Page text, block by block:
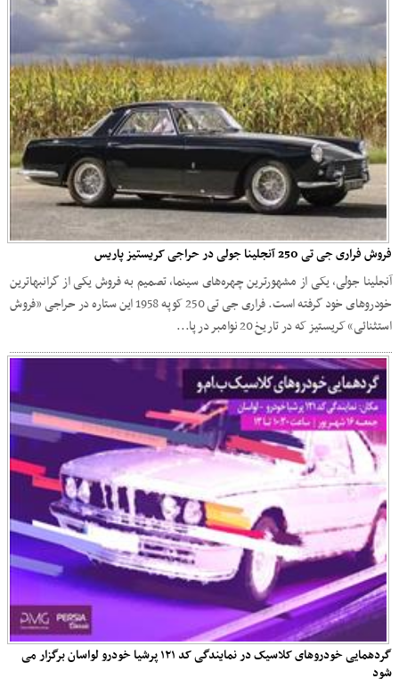
فروش فراری جی تی 250 آنجلینا جولی در حراجی کریستیز پاریس
آنجلینا جولی، یکی از مشهورترین چهره‌های سینما، تصمیم به فروش یکی از گرانبهاترین
خودروهای خود گرفته است. فراری جی تی 250 کوپه 1958 این ستاره در حراجی «فروش
استثنائی» کریستیز که در تاریخ 20 نوامبر در پا...
گردهمایی خودروهای کلاسیک در نمایندگی کد ۱۲۱ پرشیا خودرو لواسان برگزار می
شود